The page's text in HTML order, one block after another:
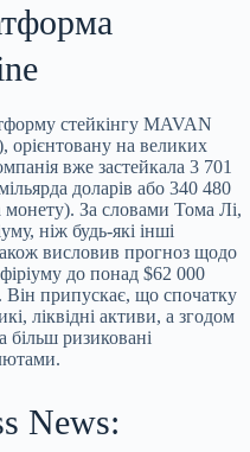
стейкінгу MAVAN
орієнтовану на великих
вже застейкала 3 701
доларів або 340 480
За словами Тома Лі,
ніж будь-які інші
висловив прогноз щодо
до понад $62 000
Він припускає, що спочатку
ліквідні активи, а згодом
більш ризиковані
News: